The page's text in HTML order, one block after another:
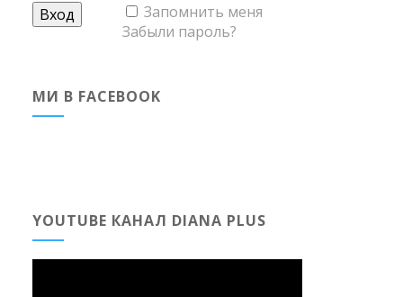
Запомнить меня
Забыли пароль?
МИ В FACEBOOK
YOUTUBE КАНАЛ DIANA PLUS